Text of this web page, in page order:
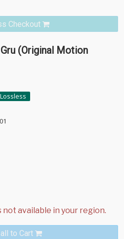
Checkout
(Original Motion
Lossless
to Cart